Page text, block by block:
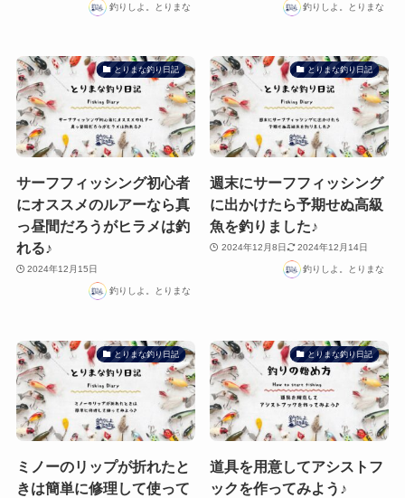
釣りしよ。とりまな 釣りしよ。とりまな
とりまな釣り日記
サーフフィッシング初心者
にオススメのルアーなら真
っ昼間だろうがヒラメは釣
れる♪
2024年12月15日
釣りしよ。とりまな
とりまな釣り日記
週末にサーフフィッシング
に出かけたら予期せぬ高級
魚を釣りました♪
2024年12月8日 2024年12月14日
釣りしよ。とりまな
とりまな釣り日記
ミノーのリップが折れたと
きは簡単に修理して使って
とりまな釣り日記
道具を用意してアシストフ
ックを作ってみよう♪